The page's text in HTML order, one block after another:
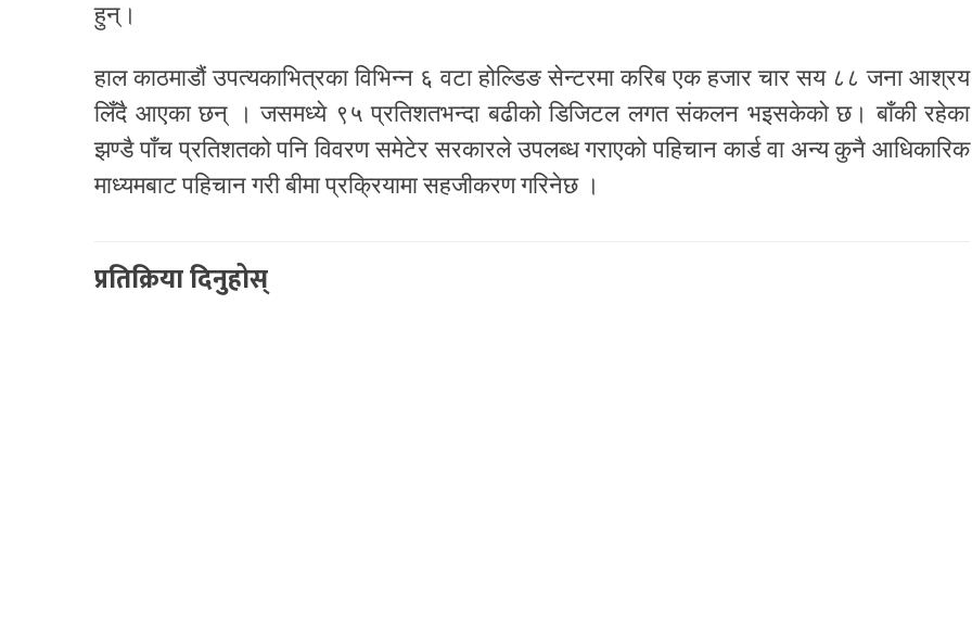
हुन्।
हाल काठमाडौं उपत्यकाभित्रका विभिन्न ६ वटा होल्डिङ सेन्टरमा करिब एक हजार चार सय ८८ जना आश्रय
लिँदै आएका छन् । जसमध्ये ९५ प्रतिशतभन्दा बढीको डिजिटल लगत संकलन भइसकेको छ। बाँकी रहेका
झण्डै पाँच प्रतिशतको पनि विवरण समेटेर सरकारले उपलब्ध गराएको पहिचान कार्ड वा अन्य कुनै आधिकारिक
माध्यमबाट पहिचान गरी बीमा प्रक्रियामा सहजीकरण गरिनेछ ।
प्रतिक्रिया दिनुहोस्